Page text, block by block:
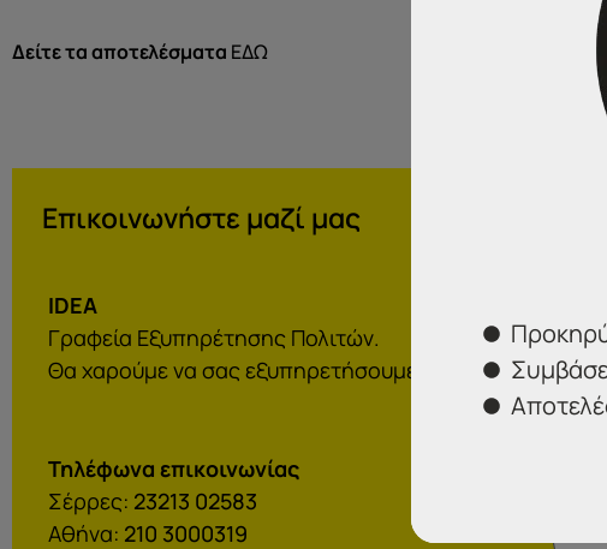
Δείτε τα αποτελέσματα ΕΔΩ
Επικοινωνήστε μαζί μας
IDEA
Γραφεία Εξυπηρέτησης Πολιτών.
Θα χαρούμε να σας εξυπηρετήσουμε:
Τηλέφωνα επικοινωνίας
Σέρρες: 23213 02583
Αθήνα: 210 3000319